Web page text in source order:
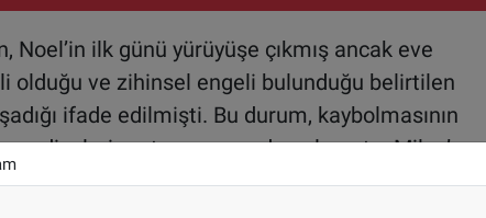
Noel’in ilk günü yürüyüşe çıkmış ancak eve
olduğu ve zihinsel engeli bulunduğu belirtilen
ifade edilmişti. Bu durum, kaybolmasının
endişelerin artmasına neden olmuştu. Milan’ın
yankı uyandırmıştı.